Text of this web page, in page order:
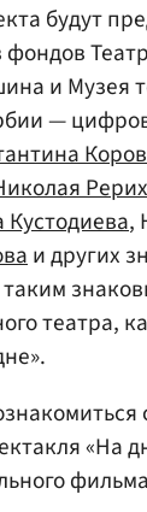
будут
и Музея
—
Кустодиева,
и других
театра,
«На